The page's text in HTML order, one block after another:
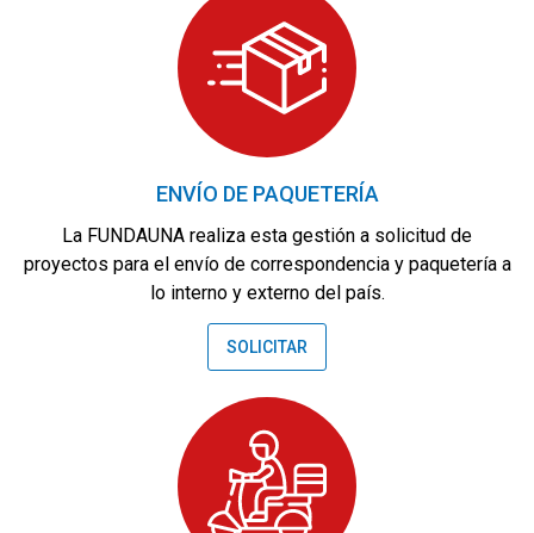
ENVÍO DE PAQUETERÍA
La FUNDAUNA realiza esta gestión a solicitud de
proyectos para el envío de correspondencia y paquetería a
lo interno y externo del país.
SOLICITAR